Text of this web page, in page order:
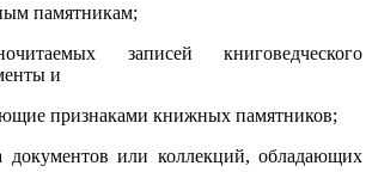
памятникам;
записей книговедческого
и
признаками книжных памятников;
документов или коллекций, обладающих